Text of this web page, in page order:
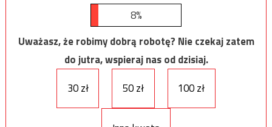
8%
Uważasz, że robimy dobrą robotę? Nie czekaj zatem
do jutra, wspieraj nas od dzisiaj.
30 zł
50 zł 100 zł